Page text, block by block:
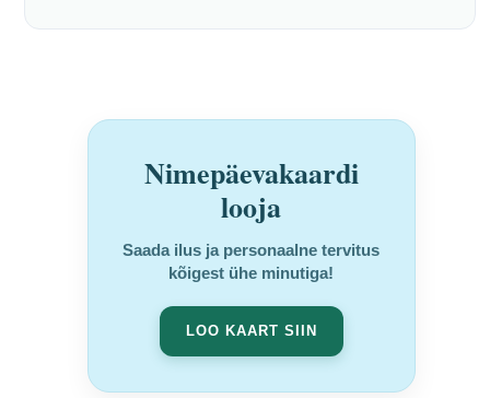
Nimepäevakaardi
looja
Saada ilus ja personaalne tervitus
kõigest ühe minutiga!
LOO KAART SIIN